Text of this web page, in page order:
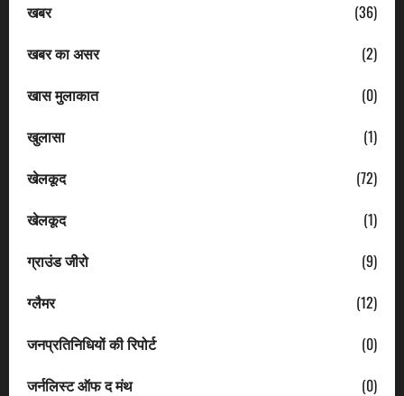
खबर
(36)
खबर का असर
(2)
खास मुलाकात
(0)
खुलासा
(1)
खेलकूद
(72)
खेलकूद
(1)
ग्राउंड जीरो
(9)
ग्लैमर
(12)
जनप्रतिनिधियों की रिपोर्ट
(0)
जर्नलिस्ट ऑफ द मंथ
(0)